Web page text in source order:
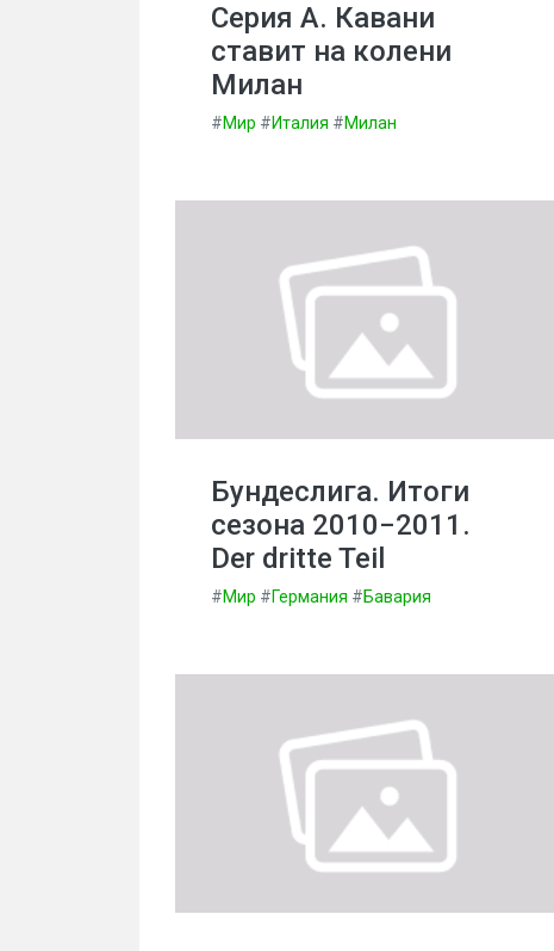
Серия А. Кавани
ставит на колени
Милан
#Мир #Италия #Милан
Бундеслига. Итоги
сезона 2010−2011.
Der dritte Teil
#Мир #Германия #Бавария